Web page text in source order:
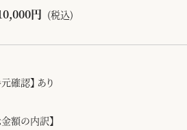
円 (税込)
確認】 あり
額の内訳】